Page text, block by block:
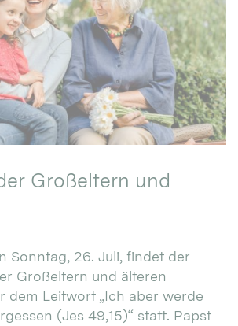
Großeltern und
Sonntag, 26. Juli, findet der
Großeltern und älteren
dem Leitwort „Ich aber werde
(Jes 49,15)“ statt. Papst